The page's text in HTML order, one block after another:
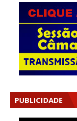
PUBLICIDADE